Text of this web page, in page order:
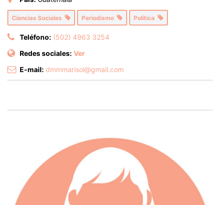
Ciencias Sociales Periodismo Política
Teléfono: (502) 4963 3254
Redes sociales: Ver
E-mail: dmmmarisol@gmail.com